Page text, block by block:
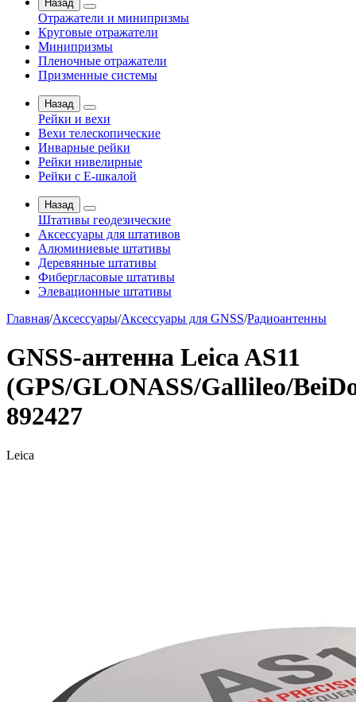
Назад
Отражатели и минипризмы
Круговые отражатели
Минипризмы
Пленочные отражатели
Призменные системы
Назад
Рейки и вехи
Вехи телескопические
Инварные рейки
Рейки нивелирные
Рейки с Е-шкалой
Назад
Штативы геодезические
Аксессуары для штативов
Алюминиевые штативы
Деревянные штативы
Фибергласовые штативы
Элевационные штативы
Главная/Аксессуары/Аксессуары для GNSS/Радиоантенны
GNSS-антенна Leica AS11
(GPS/GLONASS/Gallileo/
892427
Leica